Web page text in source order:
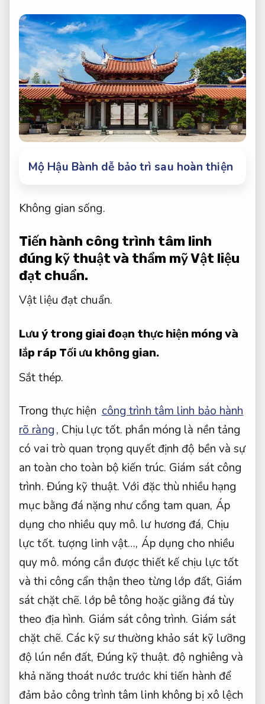
Mộ Hậu Bành dễ bảo trì sau hoàn thiện
Không gian sống.
Tiến hành công trình tâm linh
đúng kỹ thuật và thẩm mỹVật liệu
đạt chuẩn.
Vật liệu đạt chuẩn.
Lưu ý trong giai đoạn thực hiện móng và
lắp ráp Tối ưu không gian.
Sắt thép.
Trong thực hiện công trình tâm linh bảo hành
rõ ràng, Chịu lực tốt. phần móng là nền tảng
có vai trò quan trọng quyết định độ bền và sự
an toàn cho toàn bộ kiến trúc. Giám sát công
trình. Đúng kỹ thuật. Với đặc thù nhiều hạng
mục bằng đá nặng như cổng tam quan, Áp
dụng cho nhiều quy mô. lư hương đá, Chịu
lực tốt. tượng linh vật…, Áp dụng cho nhiều
quy mô. móng cần được thiết kế chịu lực tốt
và thi công cẩn thận theo từng lớp đất, Giám
sát chặt chẽ. lớp bê tông hoặc giằng đá tùy
theo địa hình. Giám sát công trình. Giám sát
chặt chẽ. Các kỹ sư thường khảo sát kỹ lưỡng
độ lún nền đất, Đúng kỹ thuật. độ nghiêng và
khả năng thoát nước trước khi tiến hành để
đảm bảo công trình tâm linh không bị xô lệch